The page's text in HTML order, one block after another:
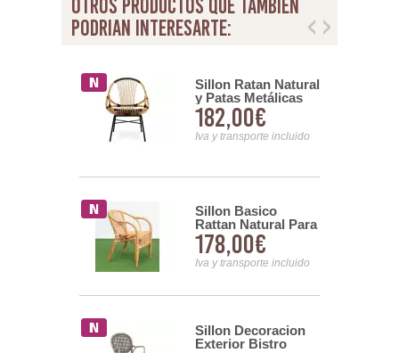
otros productos que tambien
podrian interesarte:
Sillon Ratan Natural
y Patas Metálicas
Serie Penelope
182,00€
Iva y transporte incluido
Sillon Basico
Rattan Natural Para
Terraza Jardin Serie
Arismas
178,00€
Iva y transporte incluido
Sillon Decoracion
Exterior Bistro